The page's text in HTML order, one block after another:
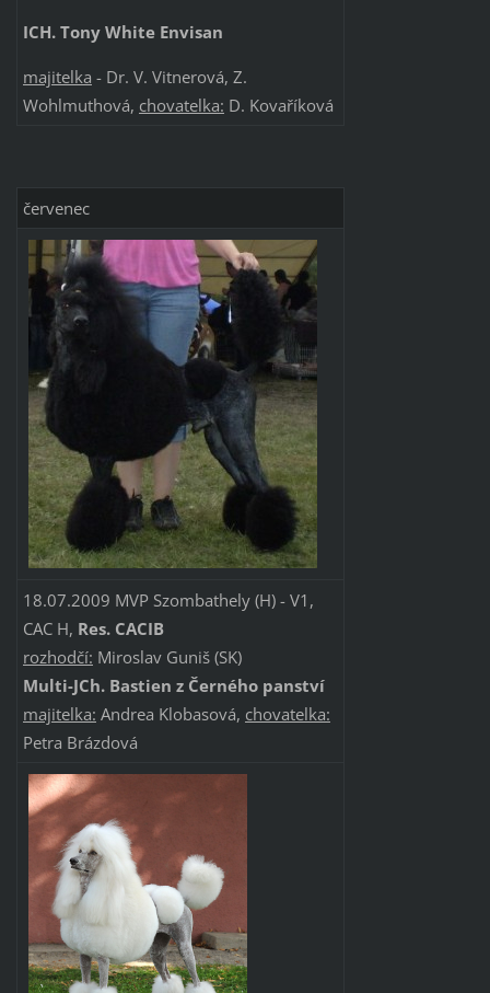
ICH. Tony White Envisan
majitelka - Dr. V. Vitnerová, Z.
Wohlmuthová, chovatelka: D. Kovaříková
červenec
18.07.2009 MVP Szombathely (H) - V1,
CAC H, Res. CACIB
rozhodčí: Miroslav Guniš (SK)
Multi-JCh. Bastien z Černého panství
majitelka: Andrea Klobasová, chovatelka:
Petra Brázdová